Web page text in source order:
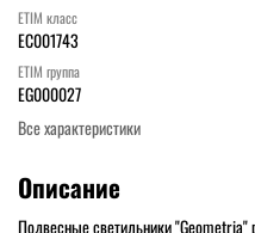
ETIM класс
EC001743
ETIM группа
EG000027
Все характеристики
Описание
Подвесные светильники "Geometria"